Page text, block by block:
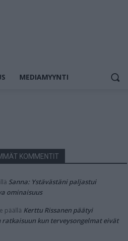
MEDIAMYYNTI
KOMMENTIT
Sanna: Ystävästäni paljastui
ominaisuus
päällä Kerttu Rissanen päätyi
kun terveysongelmat eivät